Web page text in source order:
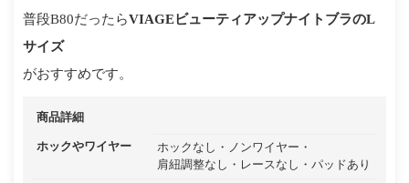
普段B80だったらVIAGEビューティアップナイトブラのL
サイズ
がおすすめです。
商品詳細
ホックやワイヤー ホックなし
ノンワイヤー
肩紐調整なし
レースなし
パッドあり